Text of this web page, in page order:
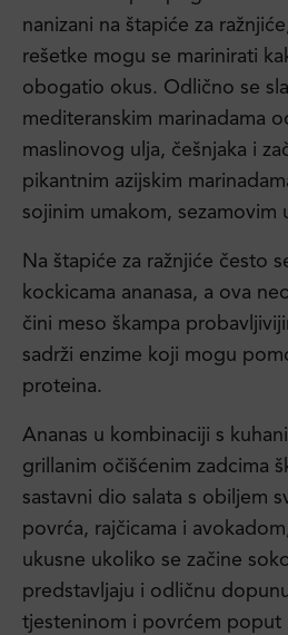
nanizani na štapiće za
rešetke mogu se marinirati
obogatio okus. Odlično se
mediteranskim marinadama
maslinovog ulja, češnjaka i
pikantnim azijskim
sojinim umakom, sezamovim
Na štapiće za ražnjiće često
kockicama ananasa, a ova
čini meso škampa
sadrži enzime koji mogu
proteina.
Ananas u kombinaciji s
grillanim očišćenim zadcima
sastavni dio salata s obiljem
povrća, rajčicama i
ukusne ukoliko se začine
predstavljaju i odličnu
tjesteninom i povrćem poput